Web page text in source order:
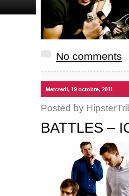
No comments
Mercredi, 19 octobre, 2011
Posted by
BATTLES –